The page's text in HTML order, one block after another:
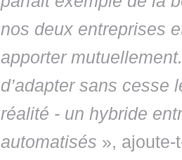
nos deux entreprises
apporter
d’adapter sans cesse
réalité - un hybride
automatisés », ajoute-